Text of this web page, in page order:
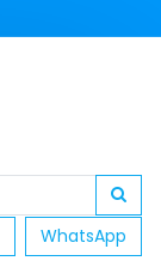
WhatsApp